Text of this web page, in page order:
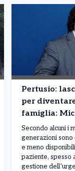
Pertusio:
per
famiglia:
raccoglie
Secondo alcuni i
generazioni sono
e meno
paziente, spesso
gestione